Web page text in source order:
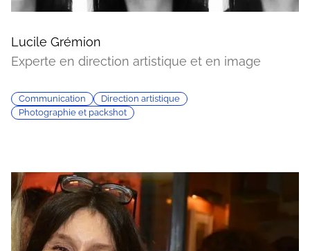
Lucile Grémion
Experte en direction artistique et en image
Communication
Direction artistique
Photographie et packshot